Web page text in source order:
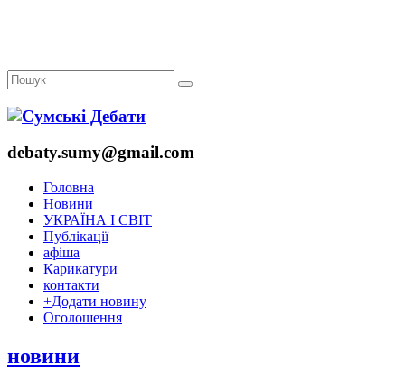
debaty.sumy@gmail.com
Головна
Новини
УКРАЇНА І СВІТ
Публікації
афіша
Карикатури
контакти
+Додати новину
Оголошення
новини